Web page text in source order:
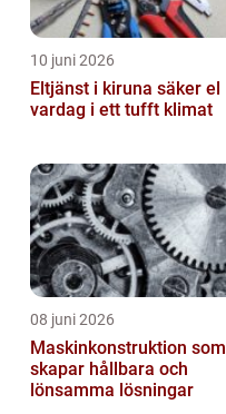
10 juni 2026
Eltjänst i kiruna säker el
vardag i ett tufft klimat
08 juni 2026
Maskinkonstruktion som
skapar hållbara och
lönsamma lösningar